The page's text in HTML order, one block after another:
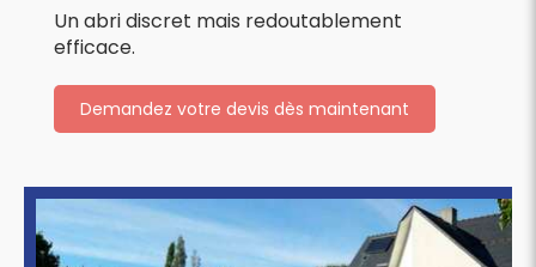
Un abri discret mais redoutablement
efficace.
Demandez votre devis dès maintenant